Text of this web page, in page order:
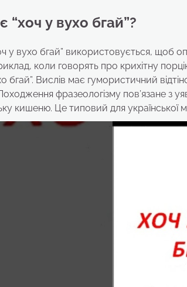
“хоч у вухо бгай”?
у вухо бгай” використовується, щоб
коли говорять про крихітну
бгай”. Вислів має гумористичний
фразеологізму пов’язане з
кишеню. Це типовий для